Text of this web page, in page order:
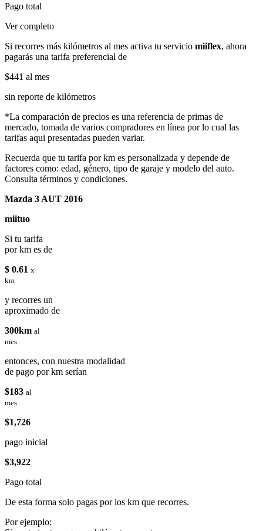
Pago total
Ver completo
Si recorres más kilómetros al mes activa tu servicio miiflex, ahora
pagarás una tarifa preferencial de
$441 al mes
sin reporte de kilómetros
*La comparación de precios es una referencia de primas de
mercado, tomada de varios compradores en línea por lo cual las
tarifas aqui presentadas pueden variar.
Recuerda que tu tarifa por km es personalizada y depende de
factores como: edad, género, tipo de garaje y modelo del auto.
Consulta términos y condiciones.
Mazda 3 AUT 2016
miituo
Si tu tarifa
por km es de
$ 0.61 x
km
y recorres un
aproximado de
300km al
mes
entonces, con nuestra modalidad
de pago por km serían
$183 al
mes
$1,726
pago inicial
$3,922
Pago total
De esta forma solo pagas por los km que recorres.
Por ejemplo: